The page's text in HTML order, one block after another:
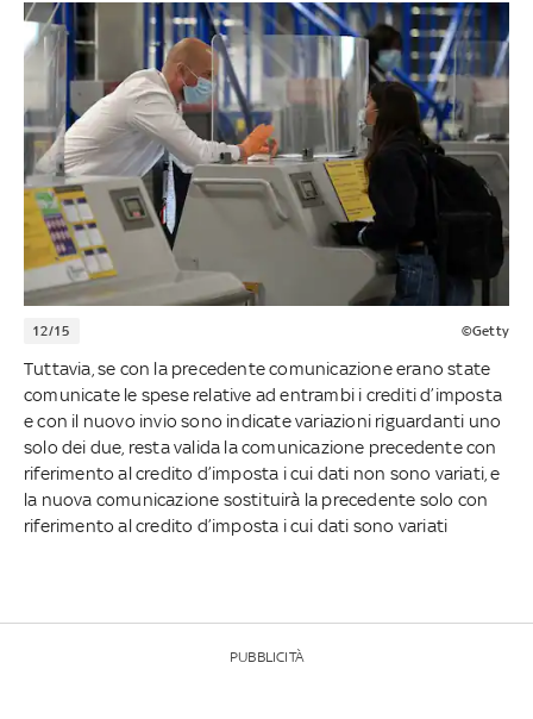
12/15 ©Getty
Tuttavia, se con la precedente comunicazione erano state
comunicate le spese relative ad entrambi i crediti d’imposta
e con il nuovo invio sono indicate variazioni riguardanti uno
solo dei due, resta valida la comunicazione precedente con
riferimento al credito d’imposta i cui dati non sono variati, e
la nuova comunicazione sostituirà la precedente solo con
riferimento al credito d’imposta i cui dati sono variati
PUBBLICITÀ